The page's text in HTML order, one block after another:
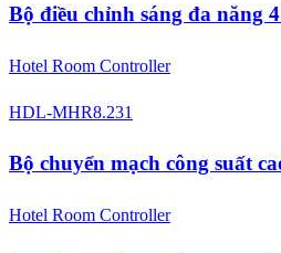
Bộ điều chỉnh sáng đa năng
Hotel Room Controller
HDL-MHR8.231
Bộ chuyển mạch công suất
Hotel Room Controller